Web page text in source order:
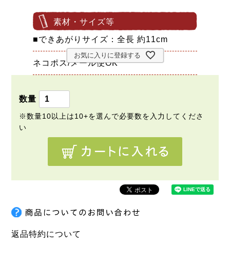
素材・サイズ等
■できあがりサイズ：全長 約11cm
ネコポス/メール便OK
お気に入りに登録する
返品特約について